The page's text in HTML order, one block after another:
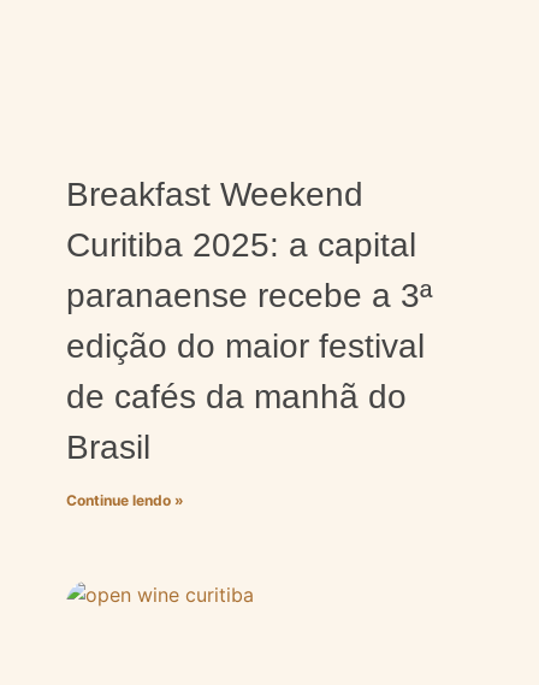
Breakfast Weekend
Curitiba 2025: a capital
paranaense recebe a 3ª
edição do maior festival
de cafés da manhã do
Brasil
Continue lendo »